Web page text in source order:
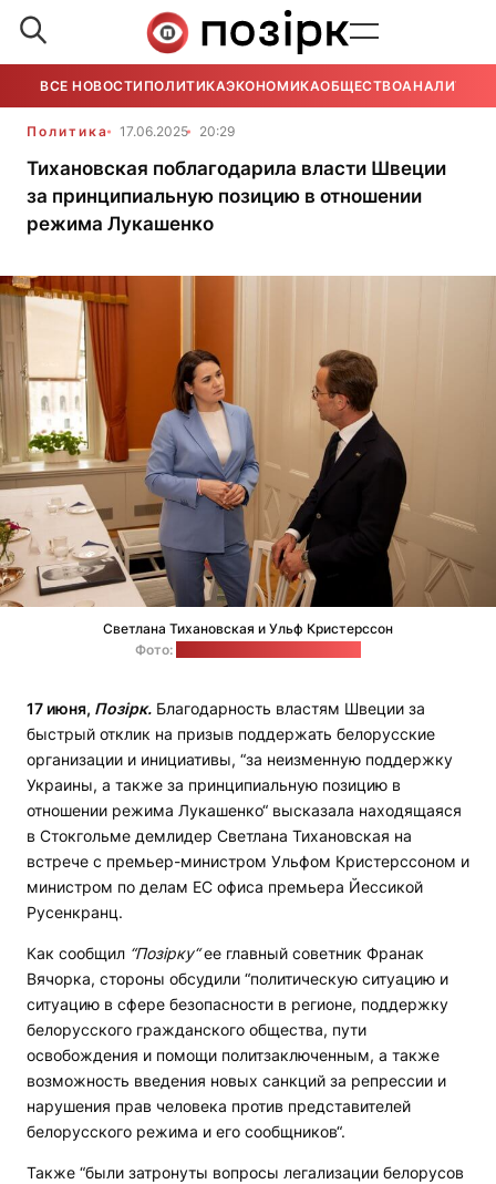
ВСЕ НОВОСТИ ПОЛИТИКАЭКОНОМИКАОБЩЕСТВОАНАЛИТИКА
Политика 17.06.2025 20:29
Тихановская поблагодарила власти Швеции
за принципиальную позицию в отношении
режима Лукашенко
Светлана Тихановская и Ульф Кристерссон
Фото:
17 июня, Позірк. Благодарность властям Швеции за
быстрый отклик на призыв поддержать белорусские
организации и инициативы, “за неизменную поддержку
Украины, а также за принципиальную позицию в
отношении режима Лукашенко“ высказала находящаяся
в Стокгольме демлидер Светлана Тихановская на
встрече с премьер-министром Ульфом Кристерссоном и
министром по делам ЕС офиса премьера Йессикой
Русенкранц.
Как сообщил “Позірку“ее главный советник Франак
Вячорка, стороны обсудили “политическую ситуацию и
ситуацию в сфере безопасности в регионе, поддержку
белорусского гражданского общества, пути
освобождения и помощи политзаключенным, а также
возможность введения новых санкций за репрессии и
нарушения прав человека против представителей
белорусского режима и его сообщников“.
Также “были затронуты вопросы легализации белорусов